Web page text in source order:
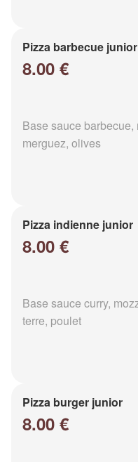
Pizza barbecue junior
8.00 €
Base sauce
merguez, olives
Pizza indienne junior
8.00 €
Base sauce curry,
terre, poulet
Pizza burger junior
8.00 €